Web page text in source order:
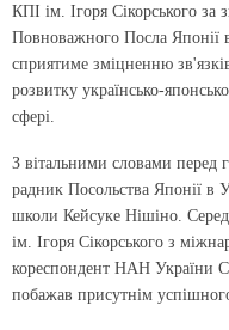
КПІ ім. Ігоря Сікорського
Повноважного Посла Японії
сприятиме зміцненню
розвитку українсько-
сфері.
З вітальними словами перед
радник Посольства Японії в
школи Кейсуке Нішіно.
ім. Ігоря Сікорського з
кореспондент НАН України
побажав присутнім